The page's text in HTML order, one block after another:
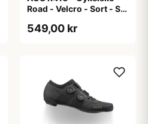
Road - Velcro - Sort - Str.
549,00 kr